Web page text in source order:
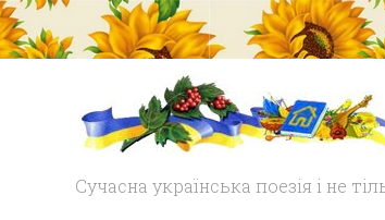
Сучасна українська поезія і не